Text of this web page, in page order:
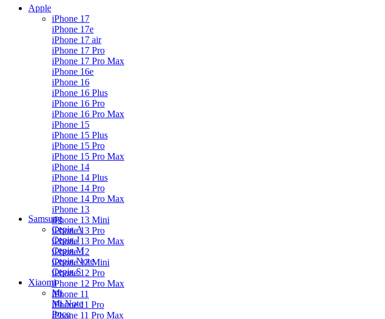
Apple
iPhone 17
iPhone 17e
iPhone 17 air
iPhone 17 Pro
iPhone 17 Pro Max
iPhone 16e
iPhone 16
iPhone 16 Plus
iPhone 16 Pro
iPhone 16 Pro Max
iPhone 15
iPhone 15 Plus
iPhone 15 Pro
iPhone 15 Pro Max
iPhone 14
iPhone 14 Plus
iPhone 14 Pro
iPhone 14 Pro Max
iPhone 13
iPhone 13 Mini
iPhone 13 Pro
iPhone 13 Pro Max
iPhone 12
iPhone 12 Mini
iPhone 12 Pro
iPhone 12 Pro Max
iPhone 11
iPhone 11 Pro
iPhone 11 Pro Max
Samsung
Серія А
Серiя J
Серiя M
Серія Note
Серія S
Xiaomi
Mi
Mi Note
Poco